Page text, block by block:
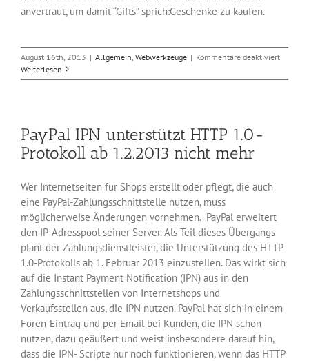
anvertraut, um damit “Gifts” sprich:Geschenke zu kaufen.
August 16th, 2013 | Allgemein Webwerkzeuge | Kommentare deaktiviertfür
statt
Weiterlesen
PayPal IPN unterstützt HTTP 1.0-
Protokoll ab 1.2.2013 nicht mehr
Wer Internetseiten für Shops erstellt oder pflegt, die auch
eine PayPal-Zahlungsschnittstelle nutzen, muss
möglicherweise Änderungen vornehmen. PayPal erweitert
den IP-Adresspool seiner Server. Als Teil dieses Übergangs
plant der Zahlungsdienstleister, die Unterstützung des HTTP
1.0-Protokolls ab 1. Februar 2013 einzustellen. Das wirkt sich
auf die Instant Payment Notification (IPN) aus in den
Zahlungsschnittstellen von Internetshops und
Verkaufsstellen aus, die IPN nutzen. PayPal hat sich in einem
Foren-Eintrag und per Email bei Kunden, die IPN schon
nutzen, dazu geäußert und weist insbesondere darauf hin,
dass die IPN- Scripte nur noch funktionieren, wenn das HTTP